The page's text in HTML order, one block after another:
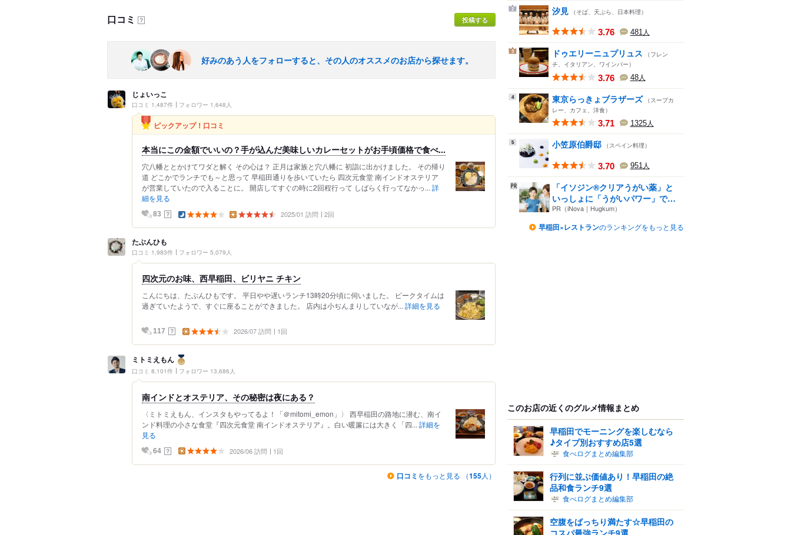
口コミ ？ 投稿する
好みのあう人をフォローすると、その人のオススメのお店から探せます。
じょいっこ
口コミ 1,487件 フォロワー 1,648人
ピックアップ！口コミ
本当にこの金額でいいの？手が込んだ美味しいカレーセットがお手頃価格で食べ...
穴八幡ととかけてワダと解く その心は？ 正月は家族と穴八幡に 初詣に出かけました。 その帰り
道 どこかでランチでも～と思って 早稲田通りを歩いていたら 四次元食堂 南インドオステリア
が営業していたので入ることに。 開店してすぐの時に2回程行って しばらく行ってなかっ... 詳
細を見る
83 ？ 2025/01 訪問 2回
たぶんひも
口コミ 1,983件 フォロワー 5,079人
四次元のお味、西早稲田、ビリヤニ チキン
こんにちは、たぶんひもです。 平日やや遅いランチ13時20分頃に伺いました。 ピークタイムは
過ぎていたようで、すぐに座ることができました。 店内は小ぢんまりしていなが... 詳細を見る
117 ？ 2026/07 訪問 1回
ミトミえもん
口コミ 8,101件 フォロワー 13,686人
南インドとオステリア、その秘密は夜にある？
〈ミトミえもん、インスタもやってるよ！「＠mitomi_emon」〉 西早稲田の路地に潜む、南イ
ンド料理の小さな食堂『四次元食堂 南インドオステリア』。白い暖簾には大きく「四... 詳細を
見る
64 ？ 2026/06 訪問 1回
口コミ をもっと見る （155人）
2 汐見 （そば、天ぷら、日本料理）
3.76 481 人
3 ドゥエリーニュプリュス
（フレン
チ、イタリアン、ワインバー）
3.76 48人
4 東京らっきょブラザーズ （スープカ
レー、カフェ、洋食）
3.71 1325人
5 小笠原伯爵邸 （スペイン料理）
3.70 951人
「イソジン®クリアうがい薬」と
いっしょに「うがいパワー」で
一...
PR（iNova｜Hugkum）
早稲田×レストランのランキングをもっと見る
このお店の近くのグルメ情報まとめ
早稲田でモーニングを楽しむなら
♪タイプ別おすすめ店5選
食べログまとめ編集部
行列に並ぶ価値あり！早稲田の絶
品和食ランチ9選
食べログまとめ編集部
空腹をばっちり満たす☆早稲田の